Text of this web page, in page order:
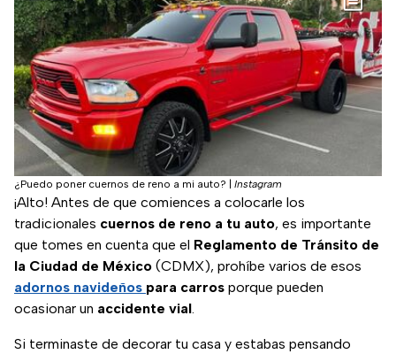
¿Puedo poner cuernos de reno a mi auto? Instagram
¡Alto! Antes de que comiences a colocarle los
tradicionales cuernos de reno a tu auto, es importante
que tomes en cuenta que el Reglamento de Tránsito de
la Ciudad de México (CDMX), prohíbe varios de esos
adornos navideños para carros porque pueden
ocasionar un accidente vial.
Si terminaste de decorar tu casa y estabas pensando